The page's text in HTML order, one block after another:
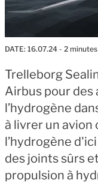
DATE: 16.07.24 - 2
Trelleborg
Airbus pour des
l’hydrogène
à livrer un avion
l’hydrogène
des joints sûrs
propulsion à